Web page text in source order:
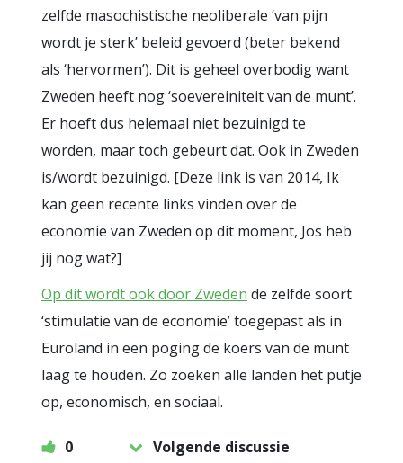
zelfde masochistische neoliberale ‘van pijn
wordt je sterk’ beleid gevoerd (beter bekend
als ‘hervormen’). Dit is geheel overbodig want
Zweden heeft nog ‘soevereiniteit van de munt’.
Er hoeft dus helemaal niet bezuinigd te
worden, maar toch gebeurt dat. Ook in Zweden
is/wordt bezuinigd. [Deze link is van 2014, Ik
kan geen recente links vinden over de
economie van Zweden op dit moment, Jos heb
jij nog wat?]
Op dit wordt ook door Zweden de zelfde soort
‘stimulatie van de economie’ toegepast als in
Euroland in een poging de koers van de munt
laag te houden. Zo zoeken alle landen het putje
op, economisch, en sociaal.
0
Volgende discussie